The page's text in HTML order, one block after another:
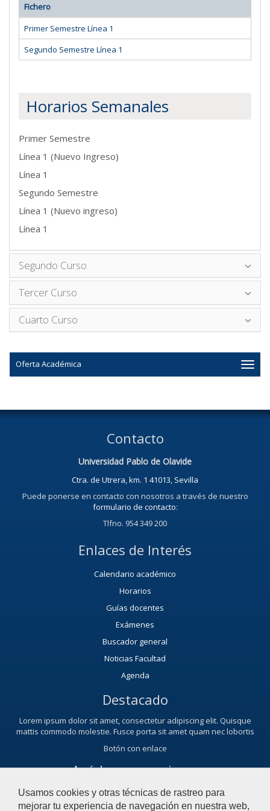
Usamos cookies y otras técnicas de rastreo para
mejorar tu experiencia de navegación en nuestra web,
Fichero
Primer Semestre Línea 1
Segundo Semestre Línea 1
Horarios Semanales
Primer Semestre
Línea 1 (Nuevo Ingreso)
Línea 1
Segundo Semestre
Línea 1 (Nuevo ingreso)
Línea 1
Segundo Curso
Tercer Curso
Cuarto Curso
Oferta Académica
Contacto
Universidad Pablo de Olavide
Ctra. de Utrera, km. 1 41013, Sevilla
Puede ponerse en contacto con nosotros a través de nuestro
formulario de contacto:
Tlfno. 954 349 200
Enlaces de Interés
Calendario académico
Horarios
Guías docentes
Exámenes
Buscador general
Noticias Facultad
Agenda
Destacado
Lorem ipsum dolor sit amet, consectetur adipiscing elit. Quisque
mattis commodo molestie. Fusce porta sit amet quam nec lobortis
Botón con enlace
Ayúdanos a mejorar
El acceso al buzón exclusivamente se hará en caso de querer
plantear cuestiones que se puedan calificar como una incidencia,